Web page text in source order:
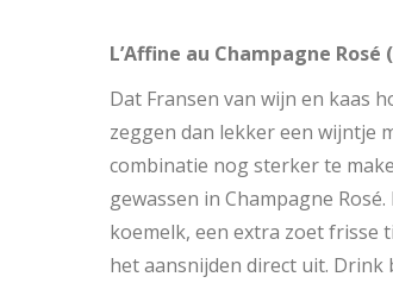
L’Affine au Champagne
Dat Fransen van wijn en kaas
zeggen dan lekker een wijntje
combinatie nog sterker te
gewassen in Champagne
koemelk, een extra zoet frisse
het aansnijden direct uit. Drink